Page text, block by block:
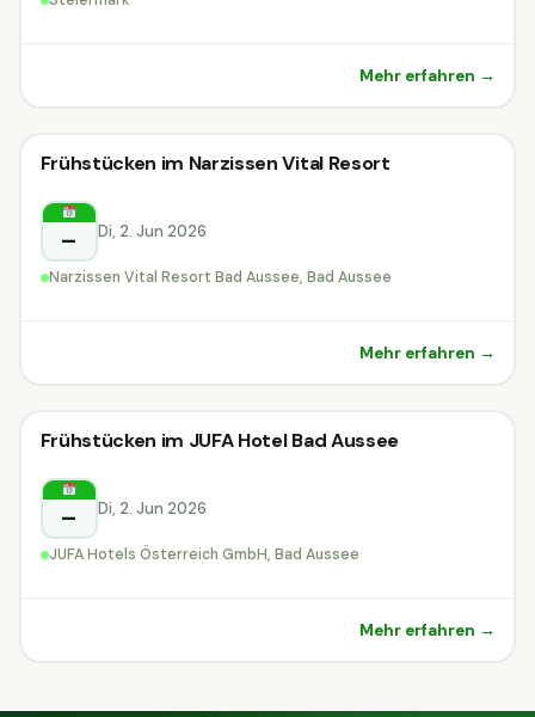
Mehr erfahren →
Sonstiges
Bad Aussee
Sonstiges
Frühstücken im Narzissen Vital Resort
– Di, 2. Jun 2026
Narzissen Vital Resort Bad Aussee, Bad Aussee
Mehr erfahren →
Sonstiges
Bad Aussee
Sonstiges
Frühstücken im JUFA Hotel Bad Aussee
– Di, 2. Jun 2026
JUFA Hotels Österreich GmbH, Bad Aussee
Mehr erfahren →